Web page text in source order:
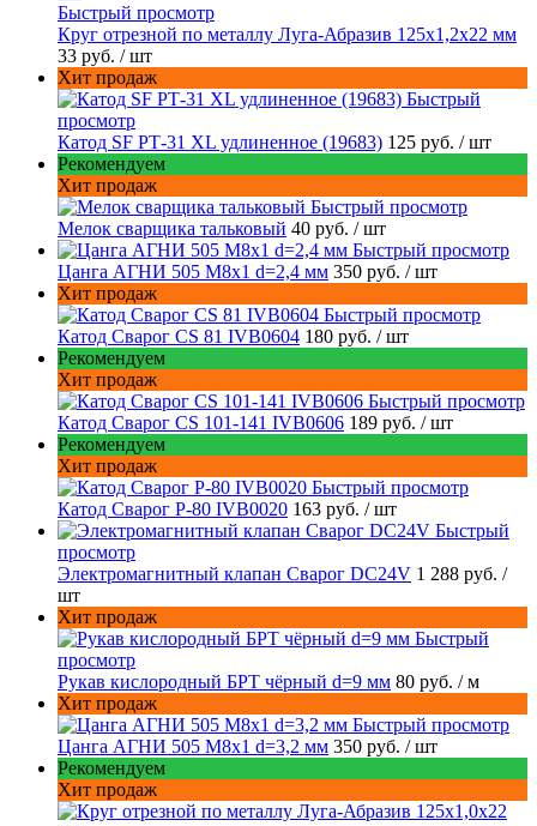
Быстрый просмотр
Круг отрезной по металлу Луга-Абразив 125x1,2x22 мм
33 руб. / шт
Хит продаж
Быстрый
просмотр
Катод SF РТ-31 XL удлиненное (19683) 125 руб. / шт
Рекомендуем
Хит продаж
Быстрый просмотр
Мелок сварщика тальковый 40 руб. / шт
Быстрый просмотр
Цанга АГНИ 505 М8х1 d=2,4 мм 350 руб. / шт
Хит продаж
Быстрый просмотр
Катод Сварог CS 81 IVB0604 180 руб. / шт
Рекомендуем
Хит продаж
Быстрый просмотр
Катод Сварог CS 101-141 IVB0606 189 руб. / шт
Рекомендуем
Хит продаж
Быстрый просмотр
Катод Сварог P-80 IVB0020 163 руб. / шт
Быстрый
просмотр
Электромагнитный клапан Сварог DC24V 1 288 руб. /
шт
Хит продаж
Быстрый
просмотр
Рукав кислородный БРТ чёрный d=9 мм 80 руб. / м
Хит продаж
Быстрый просмотр
Цанга АГНИ 505 М8х1 d=3,2 мм 350 руб. / шт
Рекомендуем
Хит продаж